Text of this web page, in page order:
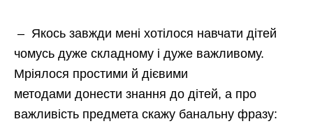
– Якось завжди мені хотілося навчати дітей
чомусь дуже складному і дуже важливому.
Мріялося простими й дієвими
методами донести знання до дітей, а про
важливість предмета скажу банальну фразу: